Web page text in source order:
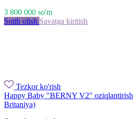
3 800 000 so'm
Sotib olish Savatga kiritish
Tezkor ko'rish
Happy Baby "BERNY V2"
Britaniya)